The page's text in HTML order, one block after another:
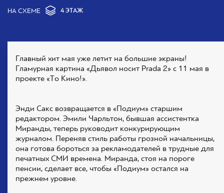
НА СХЕМЕ 4 ЭТАЖ
Главный хит мая уже летит на большие экраны!
Гламурная картина «Дьявол носит Prada 2» с 11 мая в
проекте «То Кино!».
Энди Сакс возвращается в «Подиум» старшим
редактором. Эмили Чарльтон, бывшая ассистентка
Миранды, теперь руководит конкурирующим
журналом. Переняв стиль работы грозной начальницы,
она готова бороться за рекламодателей в трудные для
печатных СМИ времена. Миранда, стоя на пороге
пенсии, сделает все, чтобы «Подиум» остался на
прежнем уровне.